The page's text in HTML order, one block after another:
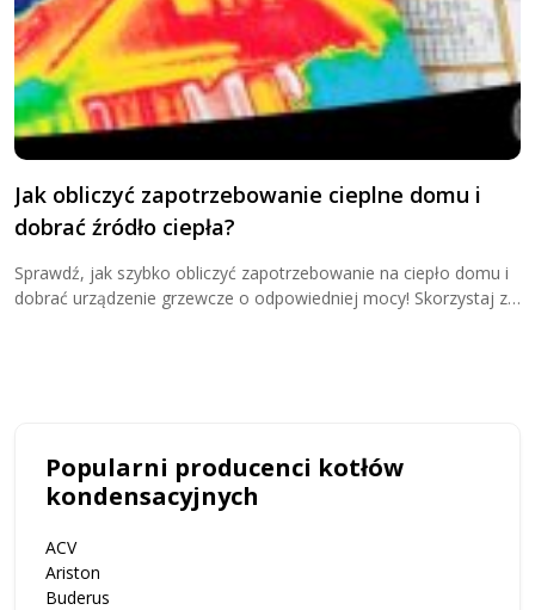
Jak obliczyć zapotrzebowanie cieplne domu i
dobrać źródło ciepła?
Sprawdź, jak szybko obliczyć zapotrzebowanie na ciepło domu i
dobrać urządzenie grzewcze o odpowiedniej mocy! Skorzystaj z
Popularni producenci kotłów
kondensacyjnych
ACV
Ariston
Buderus